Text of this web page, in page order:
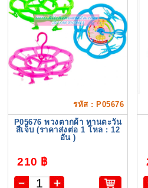
รหัส : P05676
P05676 พวงตากผ้า ทานตะวัน
สีเจ็บ (ราคาส่งต่อ 1 โหล : 12
อัน )
210 ฿